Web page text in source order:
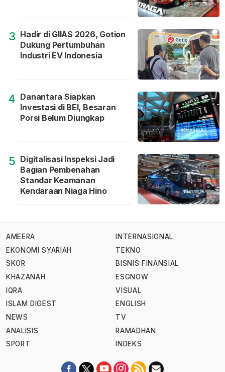
3 Hadir di GIIAS 2026, Gotion
Dukung Pertumbuhan
Industri EV Indonesia
4 Danantara Siapkan
Investasi di BEI, Besaran
Porsi Belum Diungkap
5 Digitalisasi Inspeksi Jadi
Bagian Pembenahan
Standar Keamanan
Kendaraan Niaga Hino
AMEERA
EKONOMI SYARIAH
SKOR
KHAZANAH
IQRA
ISLAM DIGEST
NEWS
ANALISIS
SPORT
INTERNASIONAL
TEKNO
BISNIS FINANSIAL
ESGNOW
VISUAL
ENGLISH
TV
RAMADHAN
INDEKS